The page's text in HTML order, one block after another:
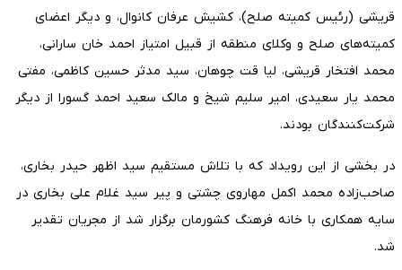
قریشی (رئیس کمیته صلح)، کشیش عرفان کانوال، و دیگر اعضای
کمیته‌های صلح و وکلای منطقه از قبیل امتیاز احمد خان سارانی،
محمد افتخار قریشی، لیا قت چوهان، سید مدثر حسین کاظمی، مفتی
محمد یار سعیدی، امیر سلیم شیخ و مالک سعید احمد گسورا از دیگر
شرکت‌کنندگان بودند.
در بخشی از این رویداد که با تلاش مستقیم سید اظهر حیدر بخاری،
صاحب‌زاده محمد اکمل مهاروی چشتی و پیر سید غلام علی بخاری در
سایه همکاری با خانه فرهنگ کشورمان برگزار شد از مجریان تقدیر
شد.